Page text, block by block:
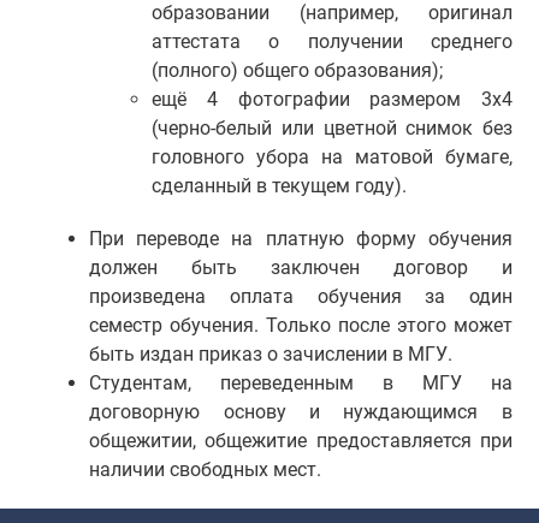
образовании (например, оригинал
аттестата о получении среднего
(полного) общего образования);
ещё 4 фотографии размером 3х4
(черно-белый или цветной снимок без
головного убора на матовой бумаге,
сделанный в текущем году).
При переводе на платную форму обучения
должен быть заключен договор и
произведена оплата обучения за один
семестр обучения. Только после этого может
быть издан приказ о зачислении в МГУ.
Студентам, переведенным в МГУ на
договорную основу и нуждающимся в
общежитии, общежитие предоставляется при
наличии свободных мест.